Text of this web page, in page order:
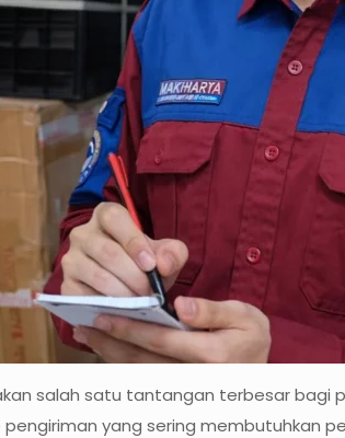
salah satu tantangan terbesar bagi
pengiriman yang sering membutuhkan